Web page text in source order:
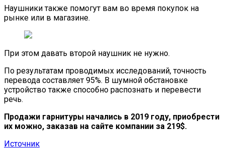
Наушники также помогут вам во время покупок на
рынке или в магазине.
При этом давать второй наушник не нужно.
По результатам проводимых исследований, точность
перевода составляет 95%. В шумной обстановке
устройство также способно распознать и перевести
речь.
Продажи гарнитуры начались в 2019 году, приобрести
их можно, заказав на сайте компании за 219$.
Источник